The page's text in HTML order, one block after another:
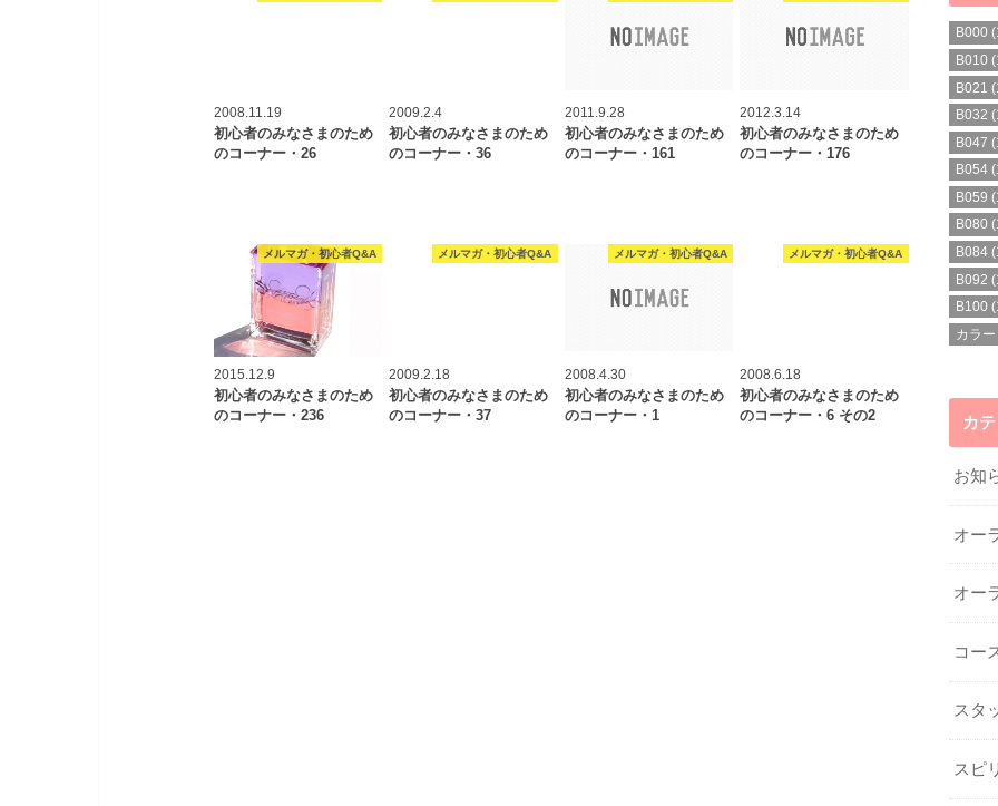
2008.11.19
初心者のみなさまのため
のコーナー・26
2009.2.4
初心者のみなさまのため
のコーナー・36
2011.9.28
初心者のみなさまのため
のコーナー・161
2012.3.14
初心者のみなさまのため
のコーナー・176
メルマガ・初心者Q&A
2015.12.9
初心者のみなさまのため
のコーナー・236
メルマガ・初心者Q&A
2009.2.18
初心者のみなさまのため
のコーナー・37
メルマガ・初心者Q&A
2008.4.30
初心者のみなさまのため
のコーナー・1
メルマガ・初心者Q&A
2008.6.18
初心者のみなさまのため
のコーナー・6 その2
B000
B010
B021
B032
B047
B054
B059
B080
B084
B092
B100
カラ
カ
お知
オー
オー
コー
スタ
スピ